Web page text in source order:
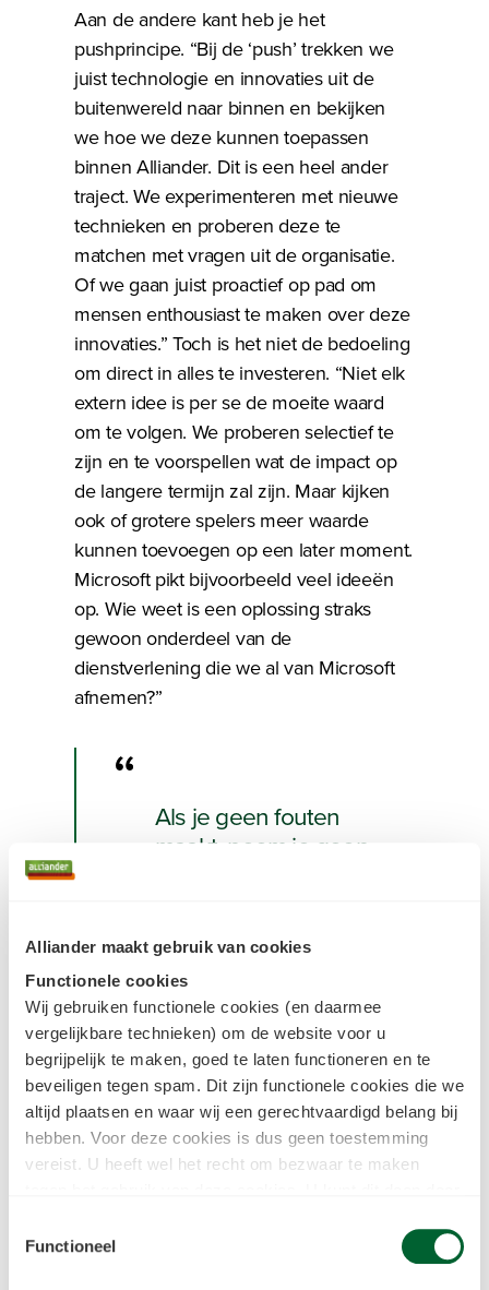
Alliander maakt gebruik van cookies
Functionele cookies
Wij gebruiken functionele cookies (en daarmee
vergelijkbare technieken) om de website voor u
begrijpelijk te maken, goed te laten functioneren en te
beveiligen tegen spam. Dit zijn functionele cookies die we
altijd plaatsen en waar wij een gerechtvaardigd belang bij
hebben. Voor deze cookies is dus geen toestemming
vereist. U heeft wel het recht om bezwaar te maken
de link "bezwaar maken" te klikken. Meer informatie over
Functioneel
Aan de andere kant heb je het
pushprincipe. “Bij de ‘push’ trekken we
juist technologie en innovaties uit de
buitenwereld naar binnen en bekijken
we hoe we deze kunnen toepassen
binnen Alliander. Dit is een heel ander
traject. We experimenteren met nieuwe
technieken en proberen deze te
matchen met vragen uit de organisatie.
Of we gaan juist proactief op pad om
mensen enthousiast te maken over deze
innovaties.” Toch is het niet de bedoeling
om direct in alles te investeren. “Niet elk
extern idee is per se de moeite waard
om te volgen. We proberen selectief te
zijn en te voorspellen wat de impact op
de langere termijn zal zijn. Maar kijken
ook of grotere spelers meer waarde
kunnen toevoegen op een later moment.
Microsoft pikt bijvoorbeeld veel ideeën
op. Wie weet is een oplossing straks
gewoon onderdeel van de
dienstverlening die we al van Microsoft
afnemen?”
Als je geen fouten
maakt, neem je geen
innoveren?
Tom• Manager Research Center for
Digital Technologies
Eén op de twintig
Een van de grootste uitdagingen bij
innovatie is het vinden en verder
brengen van dat ene impactvolle idee.
geniale idee bedenken.” benadrukt Tom.